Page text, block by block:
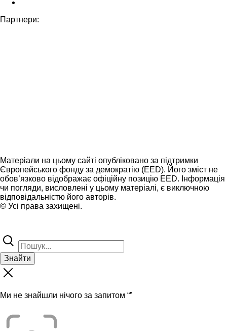
Партнери:
Матеріали на цьому сайті опубліковано за підтримки
Європейського фонду за демократію (EED). Його зміст не
обов’язково відображає офіційну позицію EED. Інформація
чи погляди, висловлені у цьому матеріалі, є виключною
відповідальністю його авторів.
© Усі права захищені.
Знайти
Ми не знайшли нічого за запитом “”